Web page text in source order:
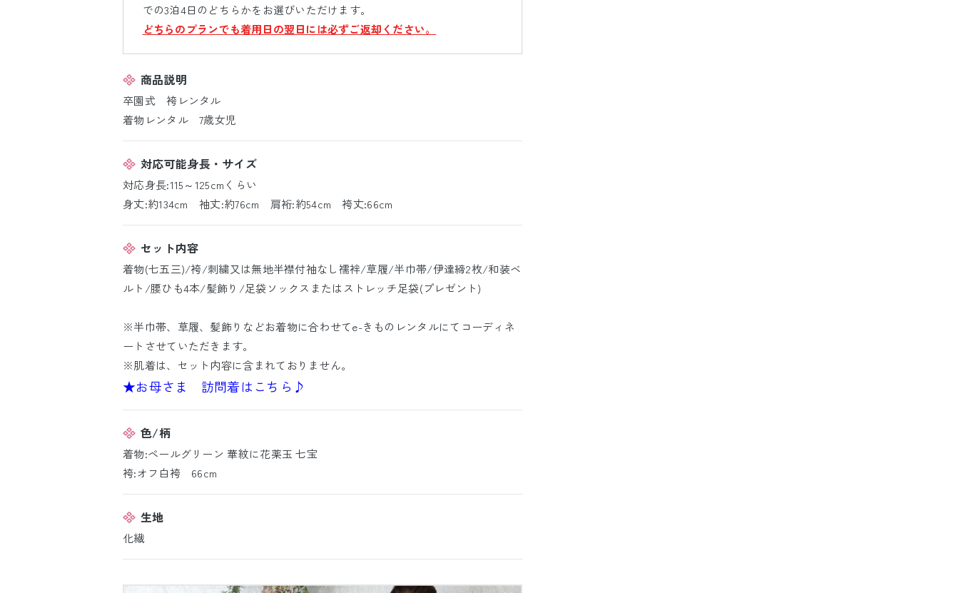
での3泊4日のどちらかをお選びいただけます。
どちらのプランでも着用日の翌日には必ずご返却ください。
商品説明
卒園式 袴レンタル
着物レンタル 7歳女児
対応可能身長・サイズ
対応身長:115～125cmくらい
身丈:約134cm 袖丈:約76cm 肩裄:約54cm 袴丈:66cm
セット内容
着物(七五三)/袴/刺繍又は無地半襟付袖なし襦袢/草履/半巾帯/伊達締2枚/和装ベ
ルト/腰ひも4本/髪飾り/足袋ソックスまたはストレッチ足袋(プレゼント)
※半巾帯、草履、髪飾りなどお着物に合わせてe-きものレンタルにてコーディネ
ートさせていただきます。
※肌着は、セット内容に含まれておりません。
★お母さま 訪問着はこちら♪
色/柄
着物:ペールグリーン 華紋に花薬玉 七宝
袴:オフ白袴 66cm
生地
化繊